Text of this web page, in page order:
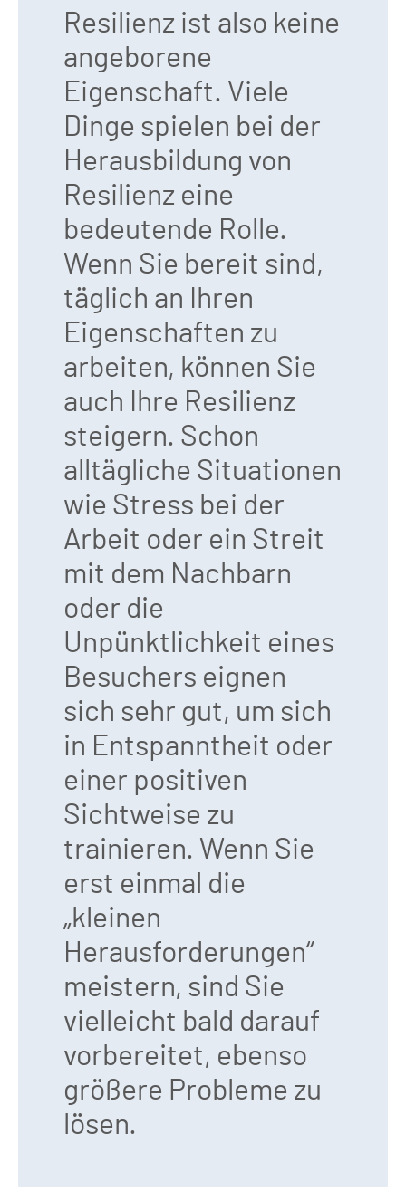
Resilienz ist also keine
angeborene
Eigenschaft. Viele
Dinge spielen bei der
Herausbildung von
Resilienz eine
bedeutende Rolle.
Wenn Sie bereit sind,
täglich an Ihren
Eigenschaften zu
arbeiten, können Sie
auch Ihre Resilienz
steigern. Schon
alltägliche Situationen
wie Stress bei der
Arbeit oder ein Streit
mit dem Nachbarn
oder die
Unpünktlichkeit eines
Besuchers eignen
sich sehr gut, um sich
in Entspanntheit oder
einer positiven
Sichtweise zu
trainieren. Wenn Sie
erst einmal die
„kleinen
Herausforderungen“
meistern, sind Sie
vielleicht bald darauf
vorbereitet, ebenso
größere Probleme zu
lösen.